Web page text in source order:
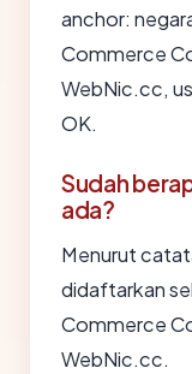
anchor:
Commerce
WebNic.cc,
OK.
Sudah
ada?
Menurut
didaftarkan
Commerce
WebNic.cc.